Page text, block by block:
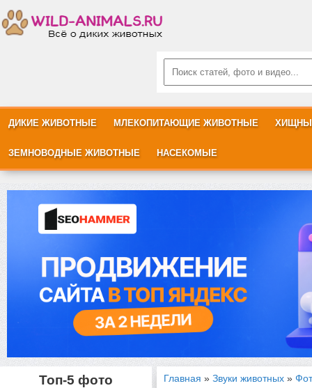
ДИКИЕ ЖИВОТНЫЕ МЛЕКОПИТАЮЩИЕ ЖИВОТНЫЕ
ЗЕМНОВОДНЫЕ ЖИВОТНЫЕ НАСЕКОМЫЕ
Топ-5 фото Главная »Звуки животных »